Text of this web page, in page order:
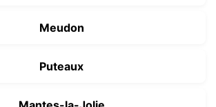
Meudon
Puteaux